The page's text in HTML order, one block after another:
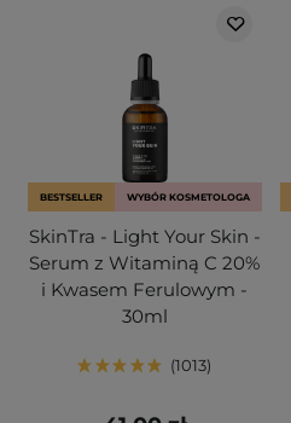
BESTSELLER WYBÓR KOSMETOLOGA
SkinTra - Light Your Skin -
Serum z Witaminą C 20%
i Kwasem Ferulowym -
30ml
1013